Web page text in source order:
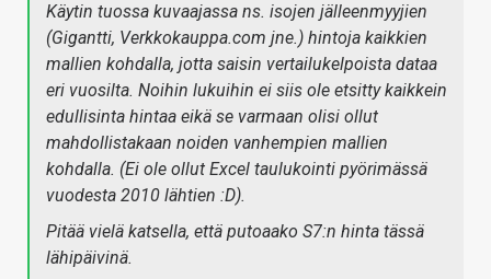
Käytin tuossa kuvaajassa ns. isojen jälleenmyyjien
(Gigantti, Verkkokauppa.com jne.) hintoja kaikkien
mallien kohdalla, jotta saisin vertailukelpoista dataa
eri vuosilta. Noihin lukuihin ei siis ole etsitty kaikkein
edullisinta hintaa eikä se varmaan olisi ollut
mahdollistakaan noiden vanhempien mallien
kohdalla. (Ei ole ollut Excel taulukointi pyörimässä
vuodesta 2010 lähtien :D).
Pitää vielä katsella, että putoaako S7:n hinta tässä
lähipäivinä.